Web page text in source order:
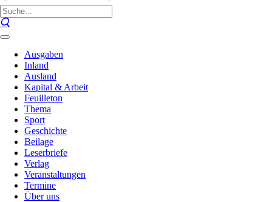
Ausgaben
Inland
Ausland
Kapital & Arbeit
Feuilleton
Thema
Sport
Geschichte
Beilage
Leserbriefe
Verlag
Veranstaltungen
Termine
Über uns